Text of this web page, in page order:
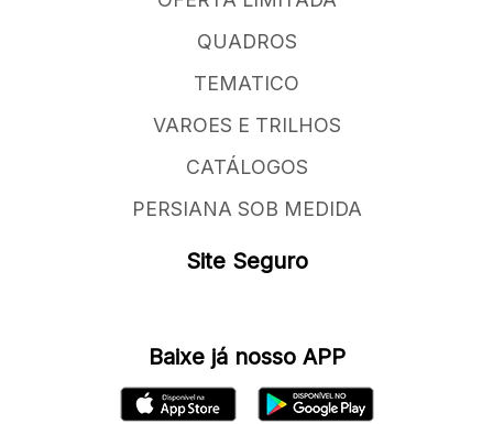
QUADROS
TEMATICO
VAROES E TRILHOS
CATÁLOGOS
PERSIANA SOB MEDIDA
Site Seguro
Baixe já nosso APP